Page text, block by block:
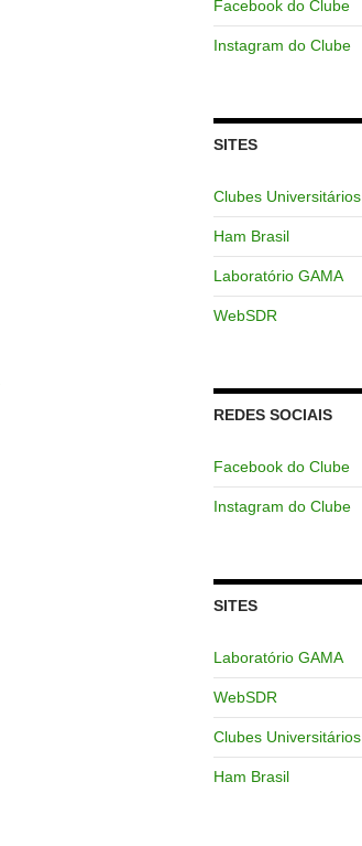
Facebook do Clube
Instagram do Clube
SITES
Clubes Universitários
Ham Brasil
Laboratório GAMA
WebSDR
REDES SOCIAIS
Facebook do Clube
Instagram do Clube
SITES
Laboratório GAMA
WebSDR
Clubes Universitários
Ham Brasil